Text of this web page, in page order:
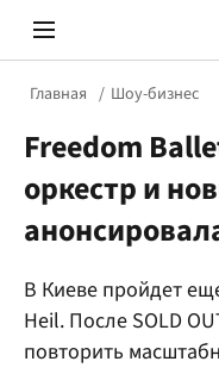
Prosecco Time
Главная Шоу-бизнес
Freedom
оркестр и
В Киеве пройдет
Heil. После SOLD
повторить